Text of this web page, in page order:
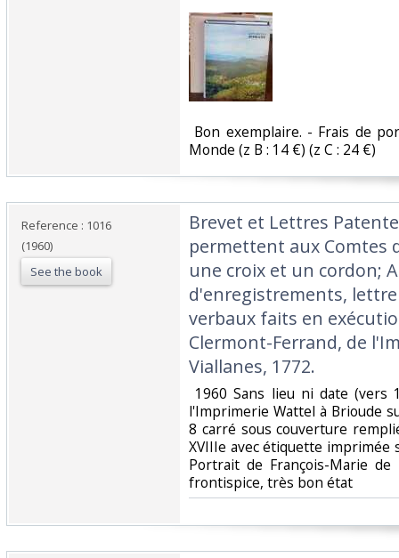
Bon exemplaire. - Frais de
Monde (z B : 14 €) (z C : 24 €) ‎
Reference : 1016
(1960)
See the book
‎Brevet et Lettres
permettent aux Comtes
une croix et un cordon;
d'enregistrements,
verbaux faits en
Clermont-Ferrand, de
Viallanes, 1772.‎
1960 Sans lieu ni date (vers
l'Imprimerie Wattel à Brioude
8 carré sous couverture
XVIIIe avec étiquette
Portrait de François-Marie de
frontispice, très bon état‎